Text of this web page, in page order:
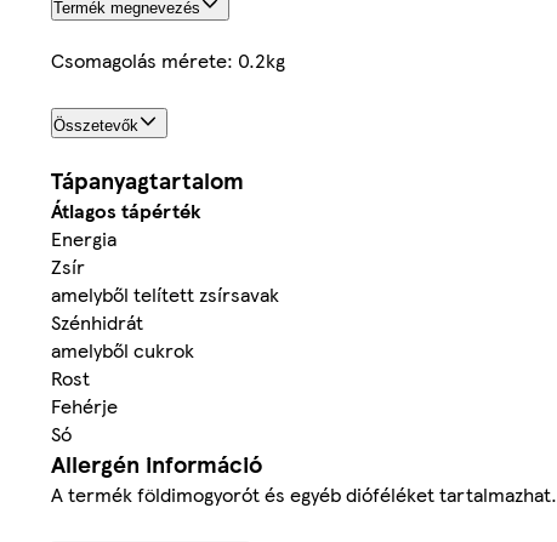
Termék megnevezés
Csomagolás mérete: 0.2kg
Összetevők
Tápanyagtartalom
Átlagos tápérték
Energia
Zsír
amelyből telített zsírsavak
Szénhidrát
amelyből cukrok
Rost
Fehérje
Só
Allergén információ
A termék földimogyorót és egyéb dióféléket tartalmazhat.